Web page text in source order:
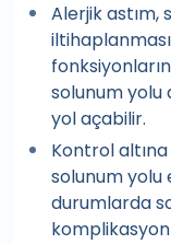
Alerjik astım,
solunum yolu
yol açabilir.
Kontrol
solunum yolu
durumlarda